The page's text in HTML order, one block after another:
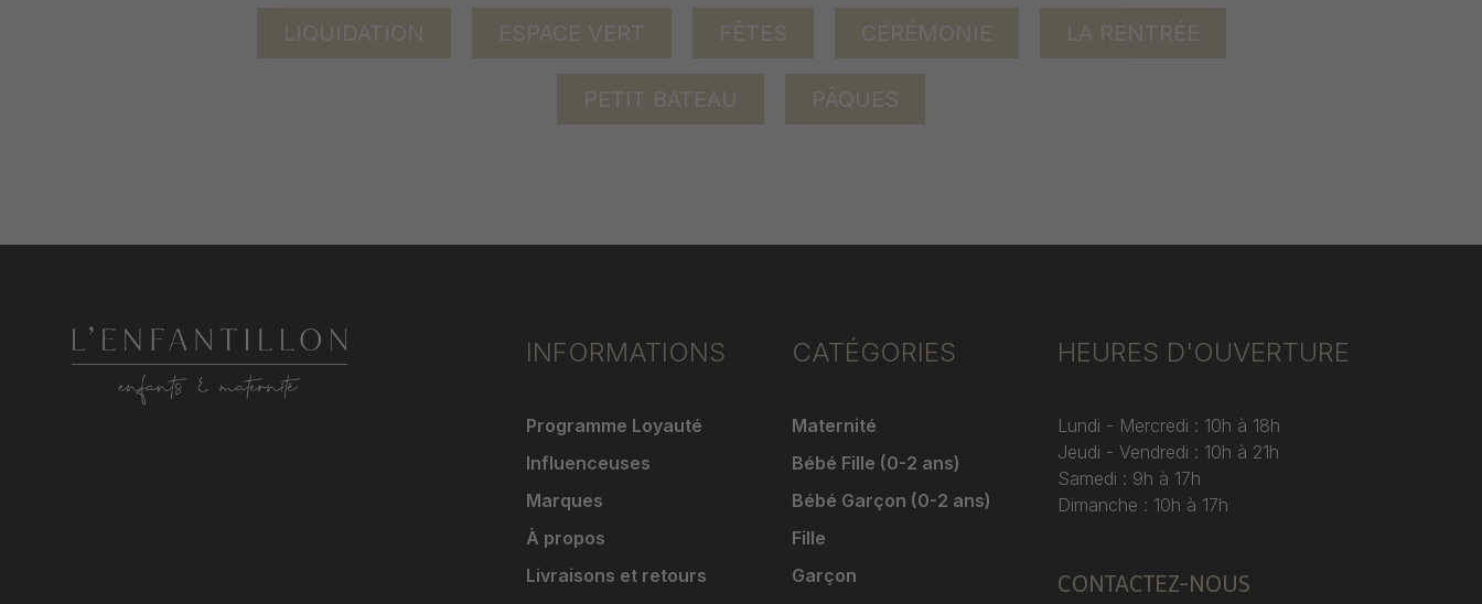
LIQUIDATION ESPACE VERT FÊTES CÉRÉMONIE LA RENTRÉE
PETIT BATEAU PÂQUES
INFORMATIONS
Programme Loyauté
Influenceuses
Marques
À propos
Livraisons et retours
CATÉGORIES
Maternité
Bébé Fille (0-2 ans)
Bébé Garçon (0-2 ans)
Fille
Garçon
HEURES D'OUVERTURE
Lundi - Mercredi : 10h à 18h
Jeudi - Vendredi : 10h à 21h
Samedi : 9h à 17h
Dimanche : 10h à 17h
CONTACTEZ-NOUS